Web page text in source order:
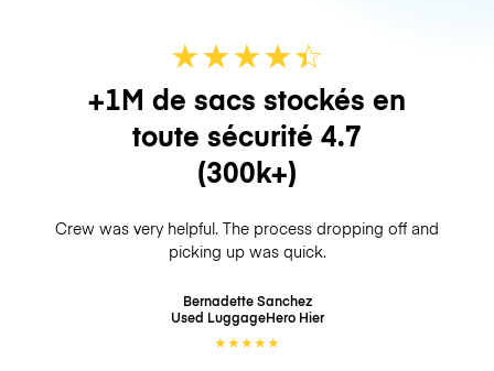
★★★★☆
★
+1M de sacs stockés en
toute sécurité 4.7
(300k+)
Crew was very helpful. The process dropping off and
picking up was quick.
Bernadette Sanchez
Used LuggageHero Hier
★★★★★